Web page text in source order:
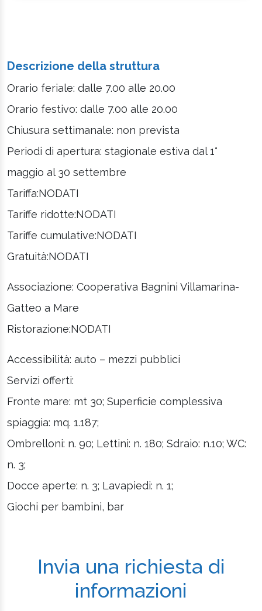
Descrizione della struttura
Orario feriale: dalle 7.00 alle 20.00
Orario festivo: dalle 7.00 alle 20.00
Chiusura settimanale: non prevista
Periodi di apertura: stagionale estiva dal 1°
maggio al 30 settembre
Tariffa:NODATI
Tariffe ridotte:NODATI
Tariffe cumulative:NODATI
Gratuità:NODATI
Associazione: Cooperativa Bagnini Villamarina-
Gatteo a Mare
Ristorazione:NODATI
Accessibilità: auto – mezzi pubblici
Servizi offerti:
Fronte mare: mt 30; Superficie complessiva
spiaggia: mq. 1.187;
Ombrelloni: n. 90; Lettini: n. 180; Sdraio: n.10; WC:
n. 3;
Docce aperte: n. 3; Lavapiedi: n. 1;
Giochi per bambini, bar
Invia una richiesta di
informazioni